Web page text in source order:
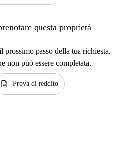
questa proprietà
prossimo passo della tua richiesta.
non può essere completata.
description Prova di reddito